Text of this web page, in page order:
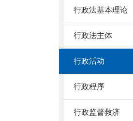
行政法基本理论
行政法主体
行政活动
行政程序
行政监督救济